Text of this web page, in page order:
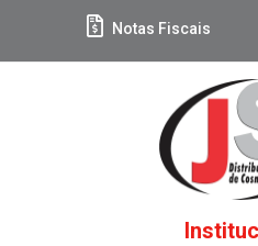
Notas Fiscais